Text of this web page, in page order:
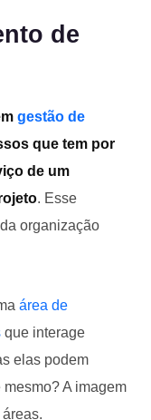
de
gestão de
que tem por
de um
. Esse
organização
área de
que interage
elas podem
A imagem